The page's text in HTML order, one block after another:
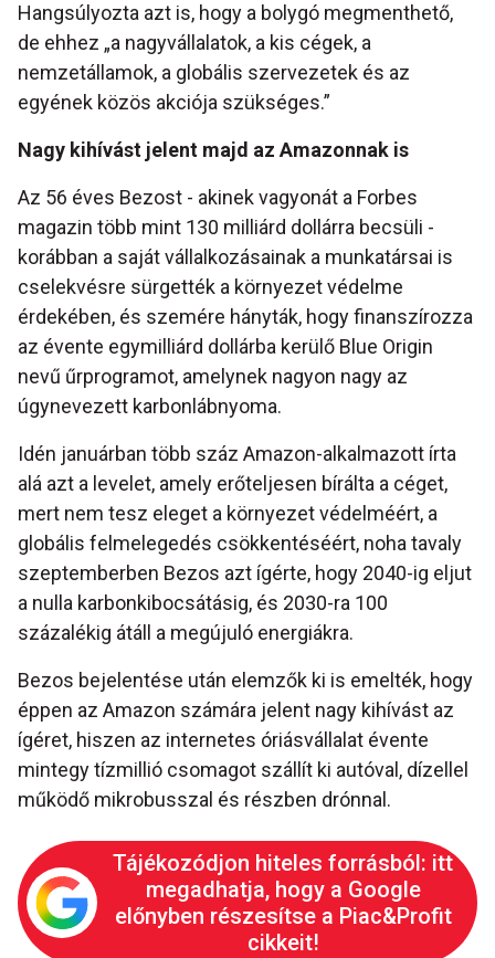
Hangsúlyozta azt is, hogy a bolygó megmenthető,
de ehhez „a nagyvállalatok, a kis cégek, a
nemzetállamok, a globális szervezetek és az
egyének közös akciója szükséges.”
Nagy kihívást jelent majd az Amazonnak is
Az 56 éves Bezost - akinek vagyonát a Forbes
magazin több mint 130 milliárd dollárra becsüli -
korábban a saját vállalkozásainak a munkatársai is
cselekvésre sürgették a környezet védelme
érdekében, és szemére hányták, hogy finanszírozza
az évente egymilliárd dollárba kerülő Blue Origin
nevű űrprogramot, amelynek nagyon nagy az
úgynevezett karbonlábnyoma.
Idén januárban több száz Amazon-alkalmazott írta
alá azt a levelet, amely erőteljesen bírálta a céget,
mert nem tesz eleget a környezet védelméért, a
globális felmelegedés csökkentéséért, noha tavaly
szeptemberben Bezos azt ígérte, hogy 2040-ig eljut
a nulla karbonkibocsátásig, és 2030-ra 100
százalékig átáll a megújuló energiákra.
Bezos bejelentése után elemzők ki is emelték, hogy
éppen az Amazon számára jelent nagy kihívást az
ígéret, hiszen az internetes óriásvállalat évente
mintegy tízmillió csomagot szállít ki autóval, dízellel
működő mikrobusszal és részben drónnal.
Tájékozódjon hiteles forrásból: itt
megadhatja, hogy a Google
előnyben részesítse a Piac&Profit
cikkeit!